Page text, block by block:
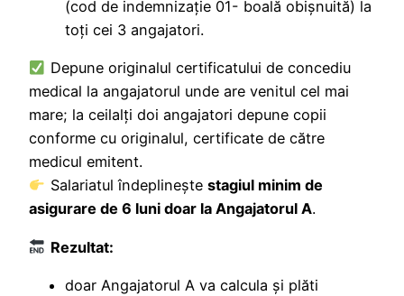
(cod de indemnizaţie 01- boală obișnuită) la
toţi cei 3 angajatori.
Depune originalul certificatului de concediu
medical la angajatorul unde are venitul cel mai
mare; la ceilalţi doi angajatori depune copii
conforme cu originalul, certificate de către
medicul emitent.
Salariatul îndeplinește stagiul minim de
asigurare de 6 luni doar la Angajatorul A.
Rezultat:
doar Angajatorul A va calcula și plăti